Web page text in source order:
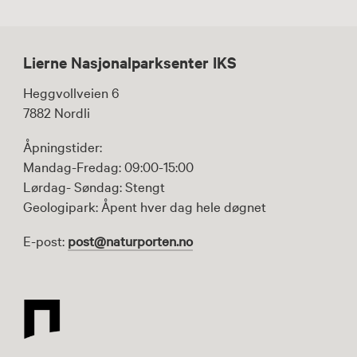
Lierne Nasjonalparksenter IKS
Heggvollveien 6
7882 Nordli
Åpningstider:
Mandag-Fredag: 09:00-15:00
Lørdag- Søndag: Stengt
Geologipark: Åpent hver dag hele døgnet
E-post: post@naturporten.no